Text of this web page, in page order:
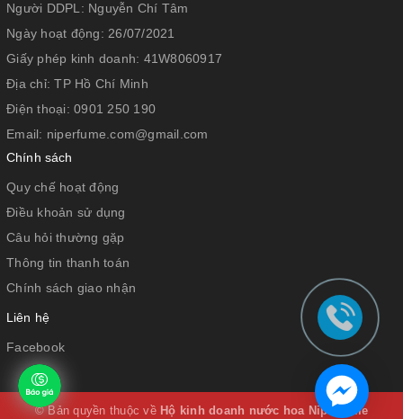
Người DDPL: Nguyễn Chí Tâm
Ngày hoạt động: 26/07/2021
Giấy phép kinh doanh: 41W8060917
Địa chỉ:TP Hồ Chí Minh
Điện thoại: 0901 250 190
Email: niperfume.com@gmail.com
Chính sách
Quy chế hoạt động
Điều khoản sử dụng
Câu hỏi thường gặp
Thông tin thanh toán
Chính sách giao nhận
Liên hệ
Facebook
© Bản quyền thuộc về Hộ kinh doanh nước hoa Niperfume